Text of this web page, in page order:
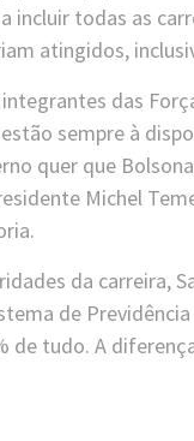
incluir todas as
atingidos,
das
sempre à
quer que
Michel
da carreira,
de
de tudo. A